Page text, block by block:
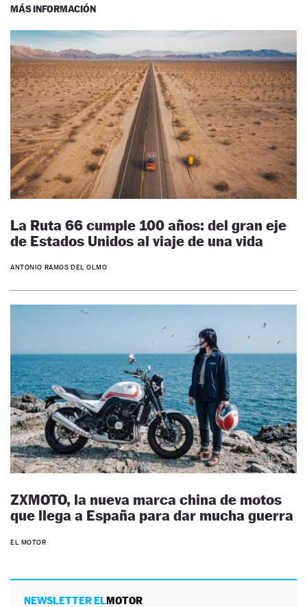
MÁS INFORMACIÓN
La Ruta 66 cumple 100 años: del gran eje
de Estados Unidos al viaje de una vida
ANTONIO RAMOS DEL OLMO
ZXMOTO, la nueva marca china de motos
que llega a España para dar mucha guerra
EL MOTOR
NEWSLETTER ELMOTOR